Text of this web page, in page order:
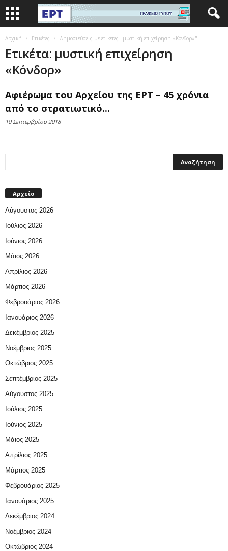
Αρχική Ετικέτες Δημοσιεύσεις με ετικέτες "μυστική επιχείρηση «Κόνδορ»"
Ετικέτα: μυστική επιχείρηση
«Κόνδορ»
Αφιέρωμα του Αρχείου της ΕΡΤ – 45 χρόνια
από το στρατιωτικό...
10 Σεπτεμβρίου 2018
Αρχείο
Αύγουστος 2026
Ιούλιος 2026
Ιούνιος 2026
Μάιος 2026
Απρίλιος 2026
Μάρτιος 2026
Φεβρουάριος 2026
Ιανουάριος 2026
Δεκέμβριος 2025
Νοέμβριος 2025
Οκτώβριος 2025
Σεπτέμβριος 2025
Αύγουστος 2025
Ιούλιος 2025
Ιούνιος 2025
Μάιος 2025
Απρίλιος 2025
Μάρτιος 2025
Φεβρουάριος 2025
Ιανουάριος 2025
Δεκέμβριος 2024
Νοέμβριος 2024
Οκτώβριος 2024